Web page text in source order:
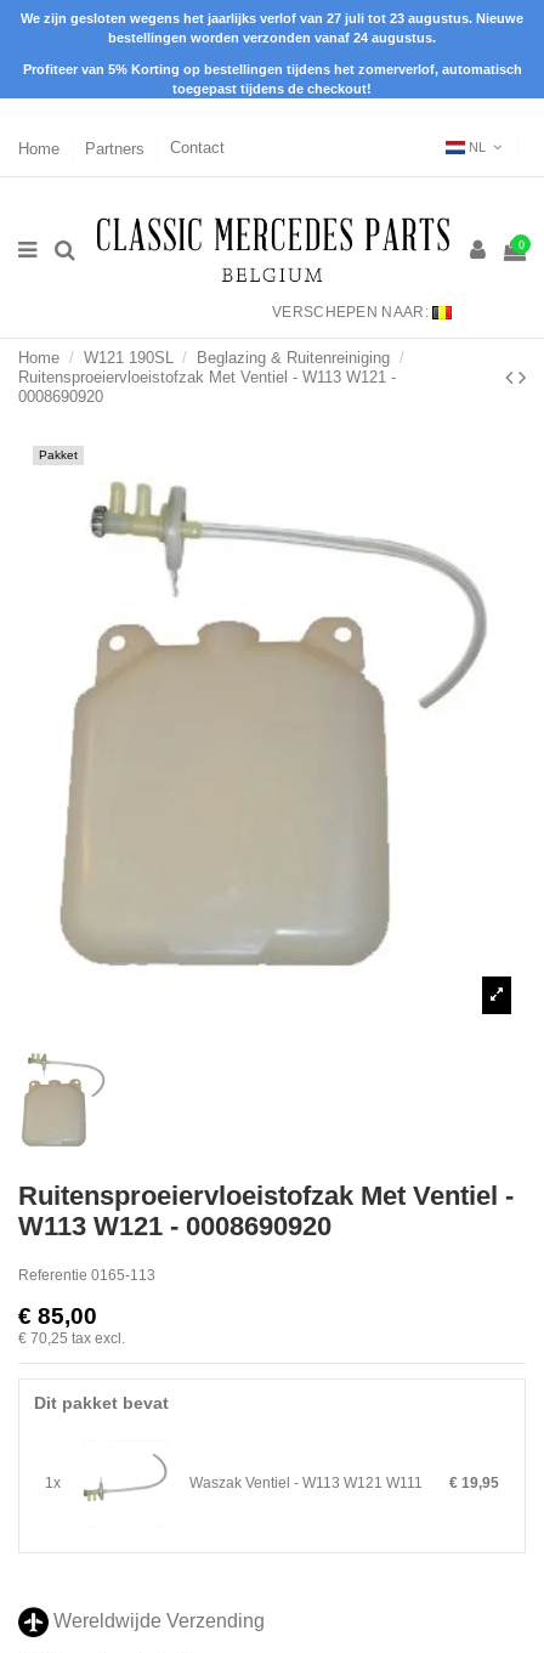
We zijn gesloten wegens het jaarlijks verlof van 27 juli tot 23 augustus. Nieuwe
bestellingen worden verzonden vanaf 24 augustus.
Profiteer van 5% Korting op bestellingen tijdens het zomerverlof, automatisch
toegepast tijdens de checkout!
Home Partners Contact NL
0
VERSCHEPEN NAAR:
Home W121 190SL
Beglazing & Ruitenreiniging
Ruitensproeiervloeistofzak Met Ventiel - W113 W121 -
0008690920
Pakket
Ruitensproeiervloeistofzak Met Ventiel -
W113 W121 - 0008690920
Referentie 0165-113
€ 85,00
€ 70,25 tax excl.
Dit pakket bevat
1x Waszak Ventiel - W113 W121 W111 € 19,95
Wereldwijde Verzending